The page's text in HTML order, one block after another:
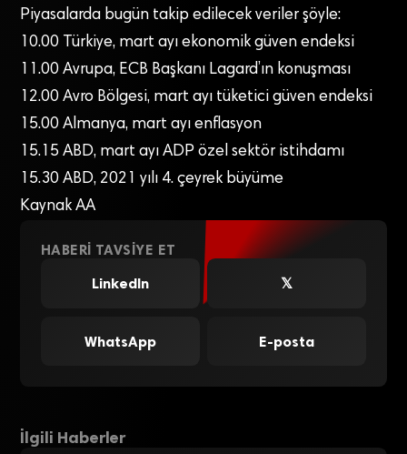
Piyasalarda bugün takip edilecek veriler şöyle:
10.00 Türkiye, mart ayı ekonomik güven endeksi
11.00 Avrupa, ECB Başkanı Lagard’ın konuşması
12.00 Avro Bölgesi, mart ayı tüketici güven endeksi
15.00 Almanya, mart ayı enflasyon
15.15 ABD, mart ayı ADP özel sektör istihdamı
15.30 ABD, 2021 yılı 4. çeyrek büyüme
Kaynak AA
HABERI TAVSIYE ET
LinkedIn
𝕏
WhatsApp E-posta
İlgili Haberler